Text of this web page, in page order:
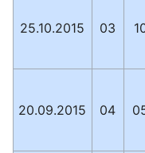
25.10.2015 03
20.09.2015 04